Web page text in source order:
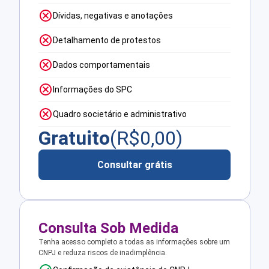
Dívidas, negativas e anotações
Detalhamento de protestos
Dados comportamentais
Informações do SPC
Quadro societário e administrativo
Gratuito(R$0,00)
Consultar grátis
Consulta Sob Medida
Tenha acesso completo a todas as informações sobre um
CNPJ e reduza riscos de inadimplência.